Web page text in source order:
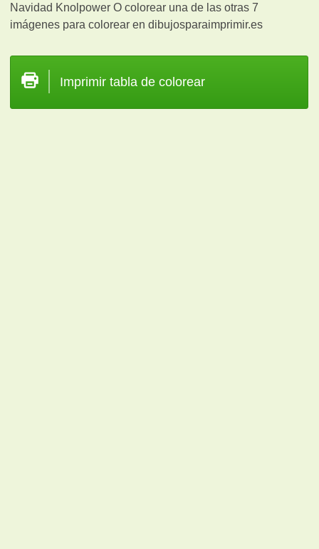
Navidad Knolpower O colorear una de las otras 7
imágenes para colorear en dibujosparaimprimir.es
Imprimir tabla de colorear